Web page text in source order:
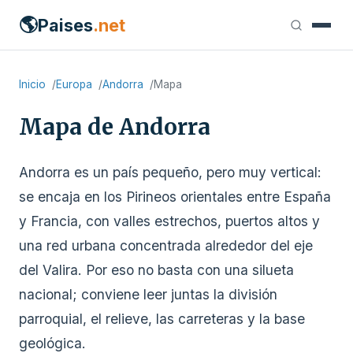
🌎Paises.net
Inicio Europa Andorra Mapa
Mapa de Andorra
Andorra es un país pequeño, pero muy vertical:
se encaja en los Pirineos orientales entre España
y Francia, con valles estrechos, puertos altos y
una red urbana concentrada alrededor del eje
del Valira. Por eso no basta con una silueta
nacional; conviene leer juntas la división
parroquial, el relieve, las carreteras y la base
geológica.